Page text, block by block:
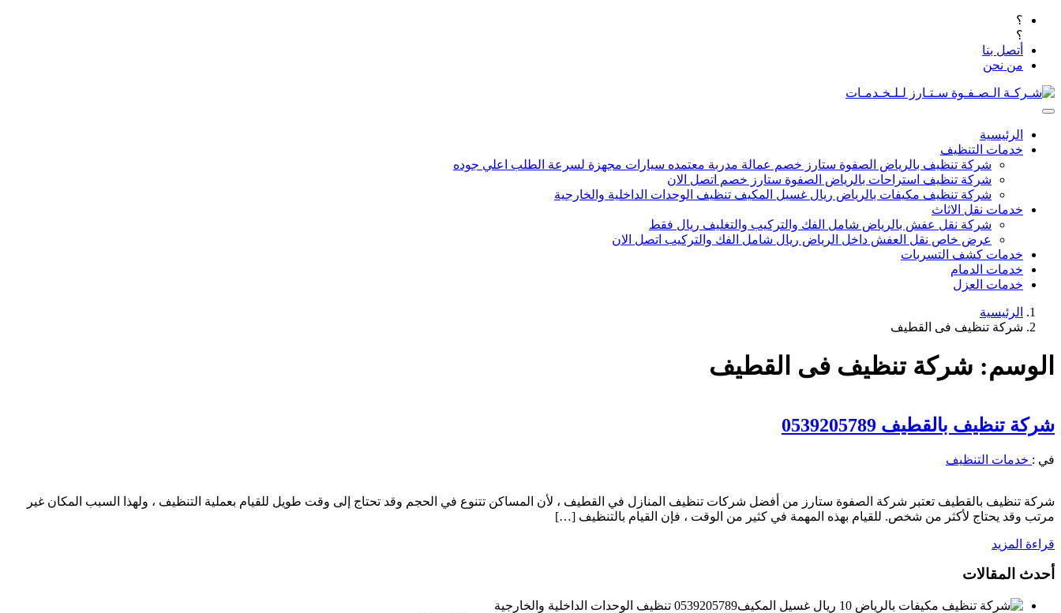
؟
؟
أتصل بنا
من نحن
الرئيسية
خدمات التنظيف
شركة تنظيف بالرياض الصفوة ستارز خصم عمالة مدربة معتمده سيارات مجهزة لسرعة الطلب اعلي جوده
شركة تنظيف استراحات بالرياض الصفوة ستارز خصم اتصل الان
شركة تنظيف مكيفات بالرياض ريال غسيل المكيف تنظيف الوحدات الداخلية والخارجية
خدمات نقل الاثاث
شركة نقل عفش بالرياض شامل الفك والتركيب والتغليف ريال فقط
عرض خاص نقل العفش داخل الرياض ريال شامل الفك والتركيب اتصل الان
خدمات كشف التسربات
خدمات الدمام
خدمات العزل
الرئيسية
شركة تنظيف فى القطيف
الوسم: شركة تنظيف فى القطيف
شركة تنظيف بالقطيف 0539205789
في : خدمات التنظيف
شركة تنظيف بالقطيف تعتبر شركة الصفوة ستارز من أفضل شركات تنظيف المنازل في القطيف ، لأن المساكن تتنوع في الحجم وقد تحتاج إلى وقت طويل للقيام بعملية التنظيف ، ولهذا السبب المكان غير
مرتب وقد يحتاج لأكثر من شخص. للقيام بهذه المهمة في كثير من الوقت ، فإن القيام بالتنظيف […]
قراءة المزيد
أحدث المقالات